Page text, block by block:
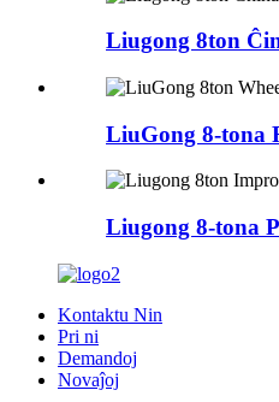
Liugong 8ton
LiuGong 8-tona
Liugong 8-tona
Kontaktu Nin
Pri ni
Demandoj
Novaĵoj